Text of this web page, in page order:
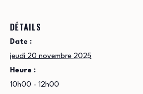
DÉTAILS
Date :
jeudi 20 novembre 2025
Heure :
10h00 - 12h00